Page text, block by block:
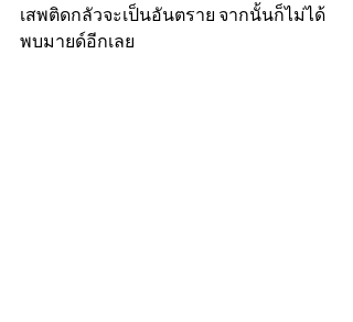
เสพติดกลัวจะเป็นอันตราย จากนั้นก็ไม่ได้
พบมายด์อีกเลย